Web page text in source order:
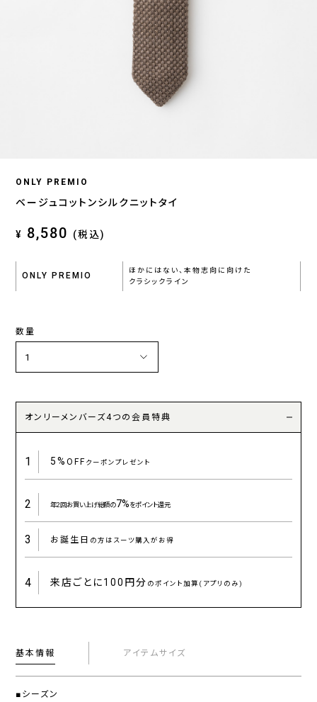
ONLY PREMIO
ベージュコットンシルクニットタイ
¥ 8,580 (税込)
ONLY PREMIO
ほかにはない、本物志向に向けた
クラシックライン
数量
オンリーメンバーズ4つの会員特典
1 5%OFFクーポンプレゼント
2 年2回お買い上げ総額の7%をポイント還元
3 お誕生日 の方はスーツ購入がお得
4 来店ごとに100円分 のポイント加算(アプリのみ)
基本情報 アイテムサイズ
■シーズン